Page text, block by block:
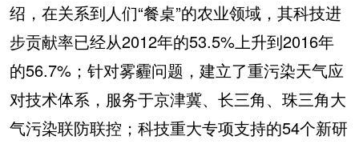
绍，在关系到人们“餐桌”的农业领域，其科技进
步贡献率已经从2012年的53.5%上升到2016年
的56.7%；针对雾霾问题，建立了重污染天气应
对技术体系，服务于京津冀、长三角、珠三角大
气污染联防联控；科技重大专项支持的54个新研